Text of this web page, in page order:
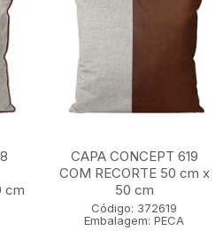
cm
CAPA CONCEPT 619
COM RECORTE 50 cm x
50 cm
Código: 372619
Embalagem: PECA